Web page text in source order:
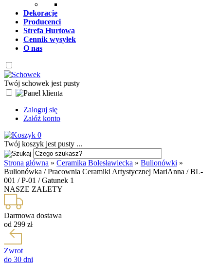
Dekoracje
Producenci
Strefa Hurtowa
Cennik wysyłek
O nas
Twój schowek jest pusty
Zaloguj się
Załóż konto
0
Twój koszyk jest pusty ...
Strona główna » Ceramika Bolesławiecka » Bulionówki »
Bulionówka / Pracownia Ceramiki Artystycznej MariAnna / BL-
001 / P-01 / Gatunek 1
NASZE ZALETY
Darmowa dostawa
od 299 zł
Zwrot
do 30 dni